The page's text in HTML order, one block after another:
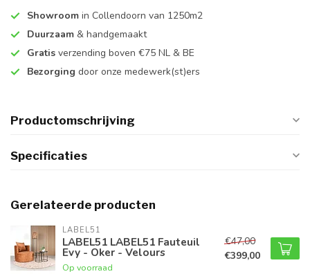
Showroom in Collendoorn van 1250m2
Duurzaam & handgemaakt
Gratis verzending boven €75 NL & BE
Bezorging door onze medewerk(st)ers
Productomschrijving
Specificaties
Gerelateerde producten
LABEL51
LABEL51 LABEL51 Fauteuil
Evy - Oker - Velours
Op voorraad
€47,00
€399,00